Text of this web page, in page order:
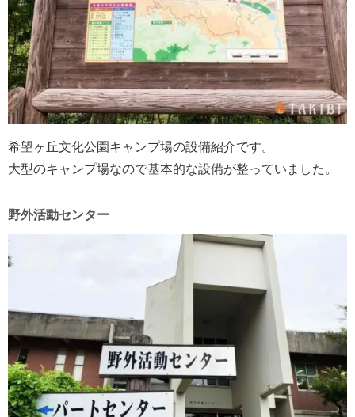
希望ヶ丘文化公園キャンプ場の設備紹介です。
大型のキャンプ場なので基本的な設備が整っていました。
野外活動センター